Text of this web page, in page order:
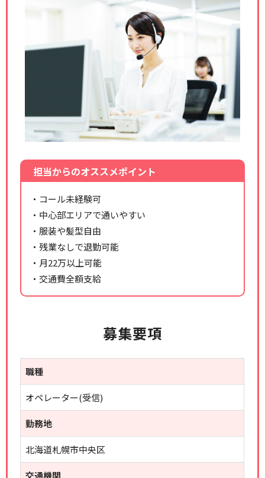
担当からのオススメポイント
・コール未経験可
・中心部エリアで通いやすい
・服装や髪型自由
・残業なしで退勤可能
・月22万以上可能
・交通費全額支給
募集要項
職種
オペレーター(受信)
勤務地
北海道札幌市中央区
交通機関